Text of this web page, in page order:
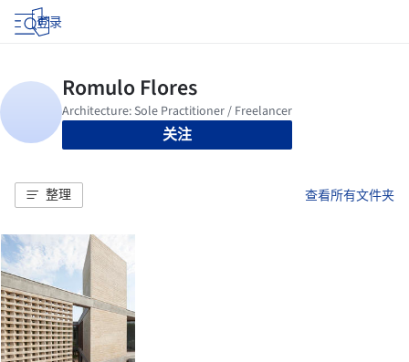
登录
关注
整理 查看所有文件夹